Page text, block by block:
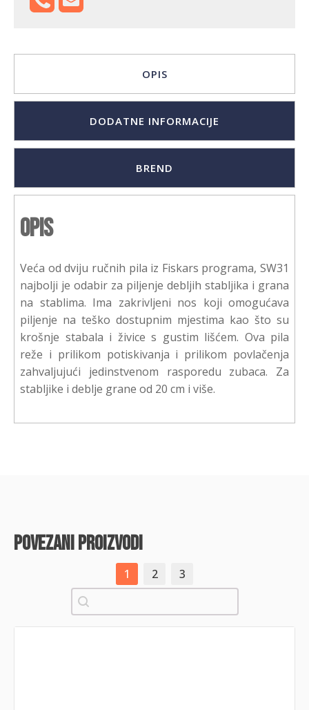
OPIS
DODATNE INFORMACIJE
BREND
Opis
Veća od dviju ručnih pila iz Fiskars programa, SW31
najbolji je odabir za piljenje debljih stabljika i grana
na stablima. Ima zakrivljeni nos koji omogućava
piljenje na teško dostupnim mjestima kao što su
krošnje stabala i živice s gustim lišćem. Ova pila
reže i prilikom potiskivanja i prilikom povlačenja
zahvaljujući jedinstvenom rasporedu zubaca. Za
stabljike i deblje grane od 20 cm i više.
povezani proizvodi
1 2
3
Pretraži